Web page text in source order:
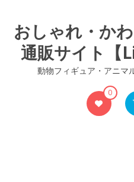
おしゃれ・か
通販サイト【
動物フィギュア・アニマ
0